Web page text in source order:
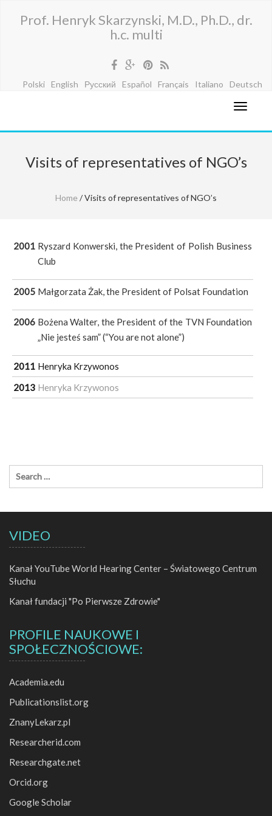
Prof. Henryk Skarzynski, M.D., Ph.D., dr.
h.c. multi
Polski English Русский Español Français Italiano Deutsch
Visits of representatives of NGO’s
Home / Visits of representatives of NGO’s
2001 Ryszard Konwerski, the President of Polish Business
Club
2005 Małgorzata Żak, the President of Polsat Foundation
2006 Bożena Walter, the President of the TVN Foundation
„Nie jesteś sam” (“You are not alone”)
2011 Henryka Krzywonos
2013 Henryka Krzywonos
VIDEO
Kanał YouTube World Hearing Center – Światowego Centrum
Słuchu
Kanał fundacji "Po Pierwsze Zdrowie"
PROFILE NAUKOWE I
SPOŁECZNOŚCIOWE:
Academia.edu
Publicationslist.org
ZnanyLekarz.pl
Researcherid.com
Researchgate.net
Orcid.org
Google Scholar